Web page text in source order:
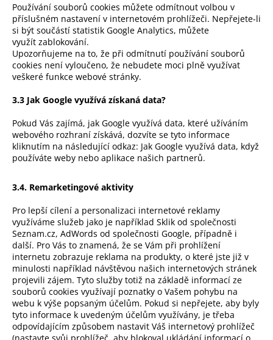
Používání souborů cookies můžete odmítnout volbou v
příslušném nastavení v internetovém prohlížeči. Nepřejete-li
si být součástí statistik Google Analytics, můžete
využít zablokování.
Upozorňujeme na to, že při odmítnutí používání souborů
cookies není vyloučeno, že nebudete moci plně využívat
veškeré funkce webové stránky.
3.3 Jak Google využívá získaná data?
Pokud Vás zajímá, jak Google využívá data, které užíváním
webového rozhraní získává, dozvíte se tyto informace
kliknutím na následující odkaz: Jak Google využívá data, když
používáte weby nebo aplikace našich partnerů.
3.4. Remarketingové aktivity
Pro lepší cílení a personalizaci internetové reklamy
využíváme služeb jako je například Sklik od společnosti
Seznam.cz, AdWords od společnosti Google, případně i
další. Pro Vás to znamená, že se Vám při prohlížení
internetu zobrazuje reklama na produkty, o které jste již v
minulosti například návštěvou našich internetových stránek
projevili zájem. Tyto služby totiž na základě informací ze
souborů cookies využívají poznatky o Vašem pohybu na
webu k výše popsaným účelům. Pokud si nepřejete, aby byly
tyto informace k uvedeným účelům využívány, je třeba
odpovídajícím způsobem nastavit Váš internetový prohlížeč
(nastavte svůj prohlížeč, aby blokoval ukládání informací o